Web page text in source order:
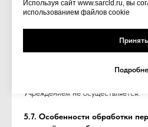
Используя сайт www.sarcld.ru, вы
использованием файлов cookie
Принять
5.6. Трансграничная передача
Учреждением не осуществляется.
5.7. Особенности обработки